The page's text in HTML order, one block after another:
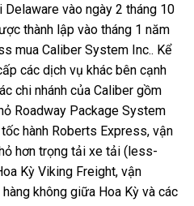
vào ngày 2 tháng 10
thành lập vào tháng 1 năm
mua Caliber System Inc.. Kể
các dịch vụ khác bên cạnh
chi nhánh của Caliber gồm
Roadway Package System
hành Roberts Express, vận
hơn trọng tải xe tải (less-
Kỳ Viking Freight, vận
không giữa Hoa Kỳ và các